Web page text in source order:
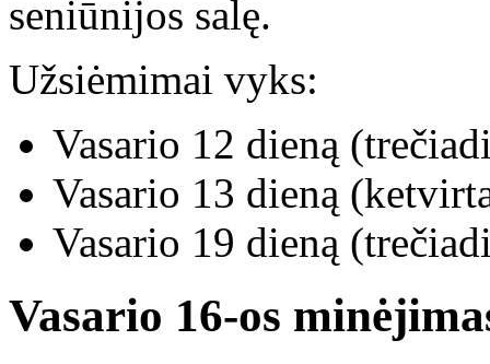
seniūnijos salę.
Užsiėmimai vyks:
Vasario 12 dieną
Vasario 13 dieną
Vasario 19 dieną
Vasario 16-os